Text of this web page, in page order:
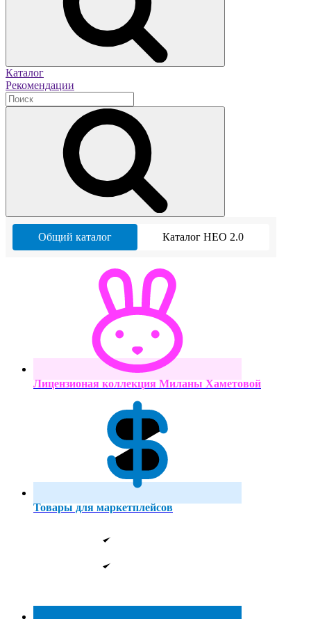
Каталог
Рекомендации
Общий каталог Каталог НЕО 2.0
Лицензионая коллекция Миланы Хаметовой
Товары для маркетплейсов